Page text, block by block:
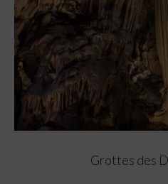
Grottes des